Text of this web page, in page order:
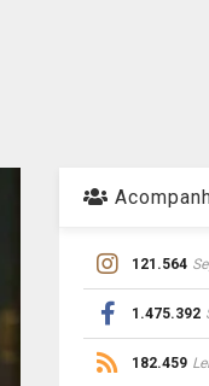
121.564
1.475.392
182.459